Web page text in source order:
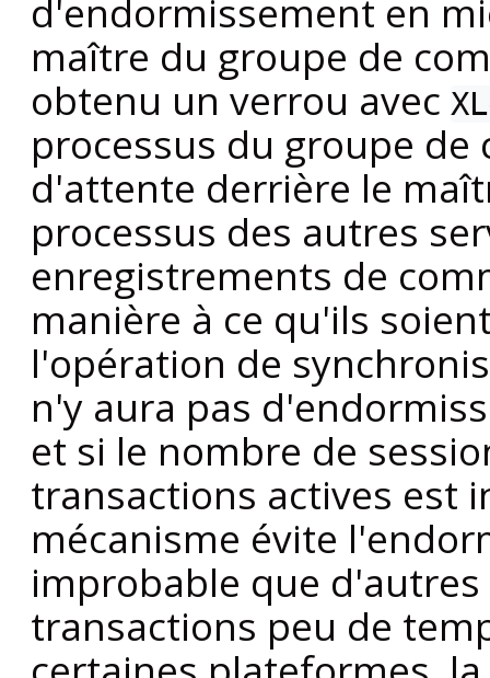
d'endormissement en
maître du groupe de
obtenu un verrou avec
processus du groupe
d'attente derrière le
processus des autres
enregistrements de
manière à ce qu'ils
l'opération de
n'y aura pas
et si le nombre de
transactions actives est
mécanisme évite
improbable que
transactions peu de